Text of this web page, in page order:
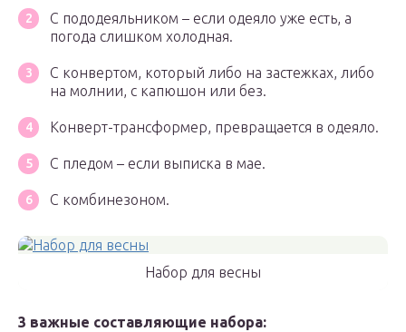
С пододеяльником – если одеяло уже есть, а
погода слишком холодная.
С конвертом, который либо на застежках, либо
на молнии, с капюшон или без.
Конверт-трансформер, превращается в одеяло.
С пледом – если выписка в мае.
С комбинезоном.
Набор для весны
3 важные составляющие набора: